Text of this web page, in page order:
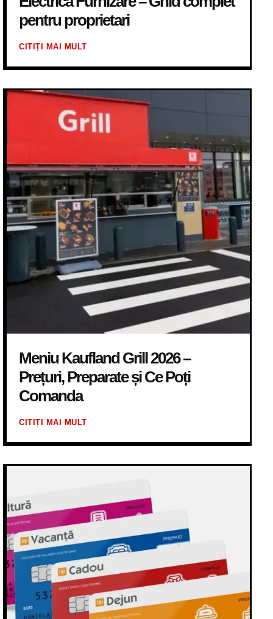
pentru proprietari
CITIȚI MAI MULT
Meniu Kaufland Grill 2026 –
Prețuri, Preparate și Ce Poți
Comanda
CITIȚI MAI MULT